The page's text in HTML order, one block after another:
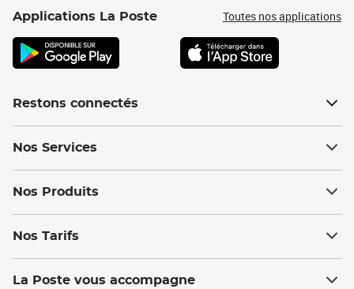
Applications La Poste Toutes nos applications
Restons connectés
Nos Services
Nos Produits
Nos Tarifs
La Poste vous accompagne